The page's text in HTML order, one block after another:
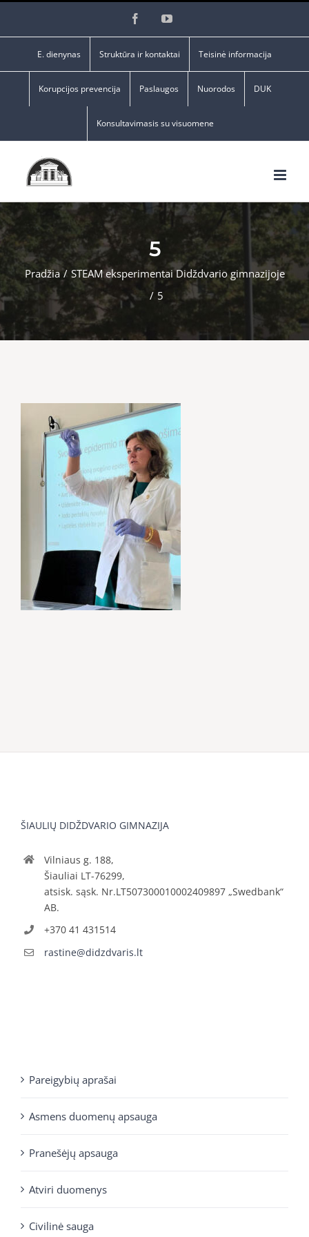
FacebookYouTube
E. dienynas Struktūra ir kontaktai Teisinė informacija
Korupcijos prevencija Paslaugos Nuorodos DUK
Konsultavimasis su visuomene
5
Pradžia / STEAM eksperimentai Didždvario gimnazijoje
/ 5
ŠIAULIŲ DIDŽDVARIO GIMNAZIJA
Vilniaus g. 188,
Šiauliai LT-76299,
atsisk. sąsk. Nr.LT507300010002409897 „Swedbank“
AB.
+370 41 431514
rastine@didzdvaris.lt
Pareigybių aprašai
Asmens duomenų apsauga
Pranešėjų apsauga
Atviri duomenys
Civilinė sauga